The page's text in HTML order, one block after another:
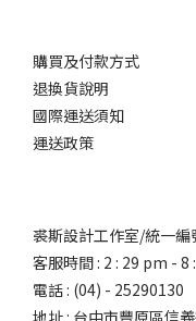
購買及付款方式
退換貨說明
國際運送須知
運送政策
裘斯設計工作室/統一編
客服時間 : 2 : 29 pm - 8
電話 : (04) - 25290130